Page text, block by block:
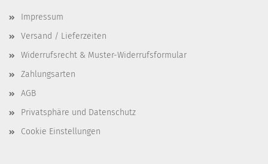
Impressum
Versand / Lieferzeiten
Widerrufsrecht & Muster-Widerrufsformular
Zahlungsarten
AGB
Privatsphäre und Datenschutz
Cookie Einstellungen